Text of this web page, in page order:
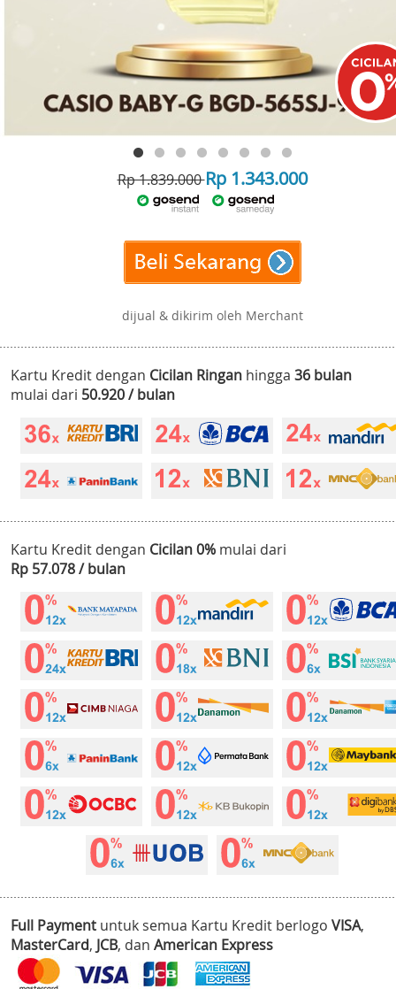
Rp 1.839.000Rp 1.343.000
dijual & dikirim oleh Merchant
Kartu Kredit dengan Cicilan Ringan hingga 36 bulan
mulai dari 50.920 / bulan
Kartu Kredit dengan Cicilan 0% mulai dari
Rp 57.078 / bulan
Full Payment untuk semua Kartu Kredit berlogo VISA,
MasterCard, JCB, dan American Express